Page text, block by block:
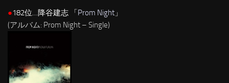
●182位…降谷建志 「Prom Night 」
(アルバム: Prom Night – Single)